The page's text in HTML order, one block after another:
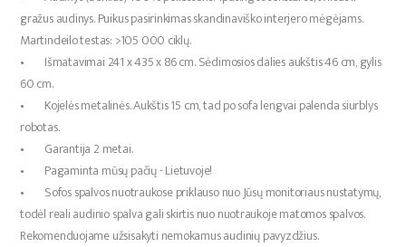
gražus audinys. Puikus pasirinkimas skandinaviško interjero mėgėjams.
Martindeilo testas: >105 000 ciklų.
• Išmatavimai 241 x 435 x 86 cm. Sėdimosios dalies aukštis 46 cm, gylis
60 cm.
• Kojelės metalinės. Aukštis 15 cm, tad po sofa lengvai palenda siurblys
robotas.
• Garantija 2 metai.
• Pagaminta mūsų pačių - Lietuvoje!
• Sofos spalvos nuotraukose priklauso nuo Jūsų monitoriaus nustatymų,
todėl reali audinio spalva gali skirtis nuo nuotraukoje matomos spalvos.
Rekomenduojame užsisakyti nemokamus audinių pavyzdžius.